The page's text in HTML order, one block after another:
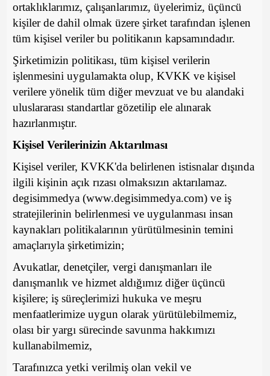
ortaklıklarımız, çalışanlarımız, üyelerimiz, üçüncü
kişiler de dahil olmak üzere şirket tarafından işlenen
tüm kişisel veriler bu politikanın kapsamındadır.
Şirketimizin politikası, tüm kişisel verilerin
işlenmesini uygulamakta olup, KVKK ve kişisel
verilere yönelik tüm diğer mevzuat ve bu alandaki
uluslararası standartlar gözetilip ele alınarak
hazırlanmıştır.
Kişisel Verilerinizin Aktarılması
Kişisel veriler, KVKK'da belirlenen istisnalar dışında
ilgili kişinin açık rızası olmaksızın aktarılamaz.
degisimmedya (www.degisimmedya.com) ve iş
stratejilerinin belirlenmesi ve uygulanması insan
kaynakları politikalarının yürütülmesinin temini
amaçlarıyla şirketimizin;
Avukatlar, denetçiler, vergi danışmanları ile
danışmanlık ve hizmet aldığımız diğer üçüncü
kişilere; iş süreçlerimizi hukuka ve meşru
menfaatlerimize uygun olarak yürütülebilmemiz,
olası bir yargı sürecinde savunma hakkımızı
kullanabilmemiz,
Tarafınızca yetki verilmiş olan vekil ve